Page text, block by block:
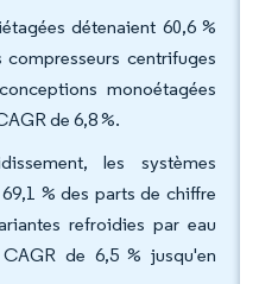
détenaient 60,6 %
centrifuges
monoétagées
de 6,8 %.
les systèmes
% des parts de chiffre
refroidies par eau
de 6,5 % jusqu'en